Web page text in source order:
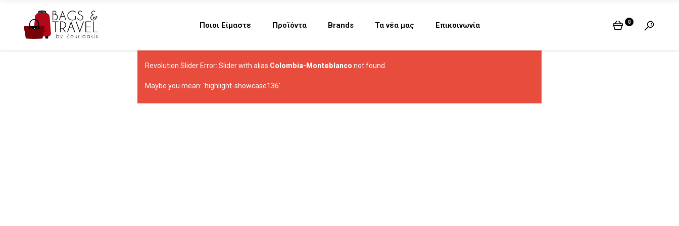
Ποιοι Είμαστε Προϊόντα Brands Τα νέα μας Επικοινωνία 0
Revolution Slider Error: Slider with alias Colombia-Monteblanco not found.
Maybe you mean: 'highlight-showcase136'